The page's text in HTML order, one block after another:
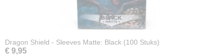
Dragon Shield - Sleeves Matte: Black (100 Stuks)
€ 9,95